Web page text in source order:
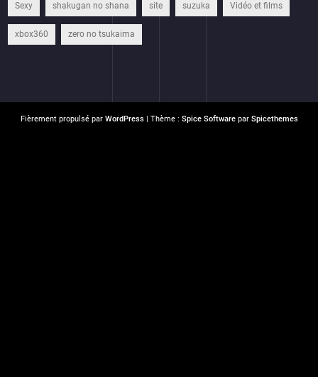
Sexy shakugan no shana site suzuka Vidéo et films
xbox360 zero no tsukaima
Fièrement propulsé par WordPress| Thème : Spice Softwarepar Spicethemes